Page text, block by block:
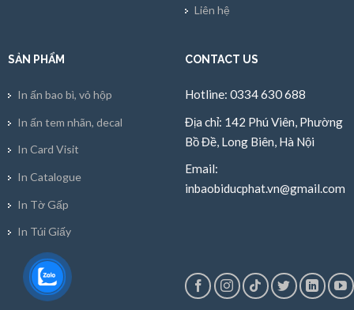
Liên hệ
SẢN PHẨM
In ấn bao bì, vỏ hộp
In ấn tem nhãn, decal
In Card Visit
In Catalogue
In Tờ Gấp
In Túi Giấy
CONTACT US
Hotline: 0334 630 688
Địa chỉ: 142 Phú Viên, Phường
Bồ Đề, Long Biên, Hà Nội
Email:
inbaobiducphat.vn@gmail.com